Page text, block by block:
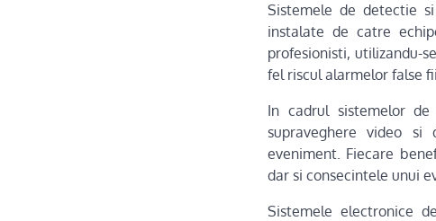
Sistemele de detectie
instalate de catre
profesionisti, utilizandu-
fel riscul alarmelor false
In cadrul sistemelor
supraveghere video
eveniment. Fiecare
dar si consecintele unui
Sistemele electronice